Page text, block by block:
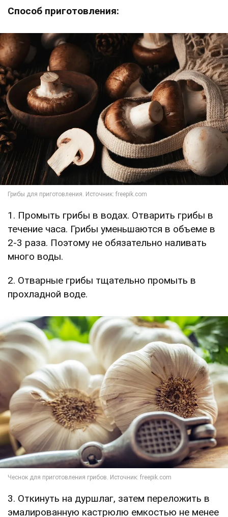
Способ приготовления:
1. Промыть грибы в водах. Отварить грибы в
течение часа. Грибы уменьшаются в объеме в
2-3 раза. Поэтому не обязательно наливать
много воды.
2. Отварные грибы тщательно промыть в
прохладной воде.
3. Откинуть на дуршлаг, затем переложить в
эмалированную кастрюлю емкостью не менее